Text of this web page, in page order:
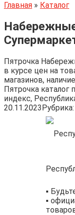
Главная » Каталог
Пятрочка
в курсе цен на
магазинов,
Пятрочка каталог
индекс,
20.11.2023Рубрика:
▪️
▪️